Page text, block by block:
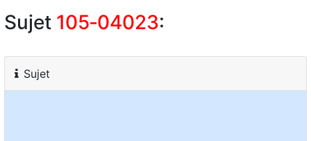
Sujet 105‑04023:
Sujet